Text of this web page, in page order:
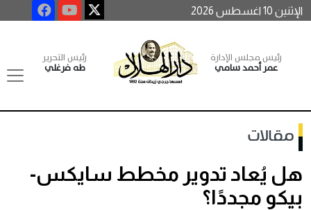
الإثنين 10 اغسطس 2026
رئيس مجلس الإدارة
عمر أحمد سامي
رئيس التحرير
طه فرغلي
مقالات
هل يُعاد تدوير مخطط سايكس-
بيكو مجددًا؟